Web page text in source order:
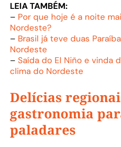
LEIA TAMBÉM:
– Por que hoje é a noite
Nordeste?
– Brasil já teve duas
Nordeste
– Saída do El Niño e vinda
clima do Nordeste
Delícias
gastronomia
paladares